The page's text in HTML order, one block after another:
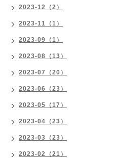
2023-12（2）
2023-11（1）
2023-09（1）
2023-08（13）
2023-07（20）
2023-06（23）
2023-05（17）
2023-04（23）
2023-03（23）
2023-02（21）